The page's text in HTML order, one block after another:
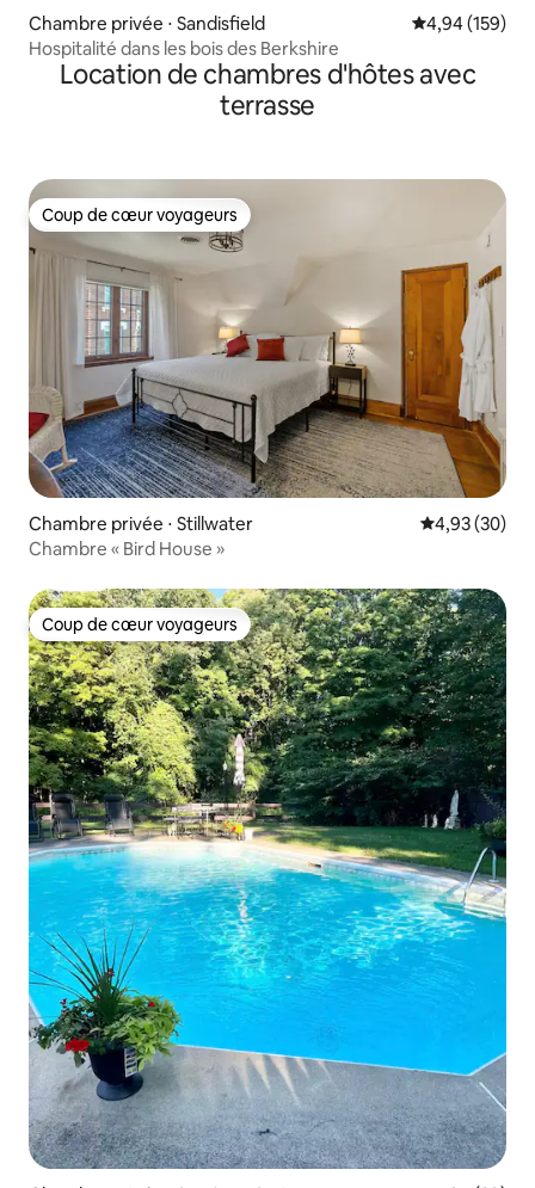
Chambre privée ⋅ Sandisfield Évaluation
4,94 (159)
Hospitalité dans les bois des Berkshire
Location de chambres d'hôtes avec
terrasse
Coup de cœur voyageurs
Coup de cœur voyageurs
Chambre privée ⋅ Stillwater Évaluation
4,93 (30)
Chambre « Bird House »
Coup de cœur voyageurs
Coup de cœur voyageurs